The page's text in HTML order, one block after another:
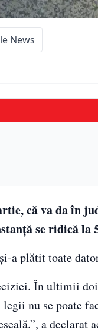
News
că va da în
se ridică la
și-a plătit toate
În ultimii
nu se poate
a declarat